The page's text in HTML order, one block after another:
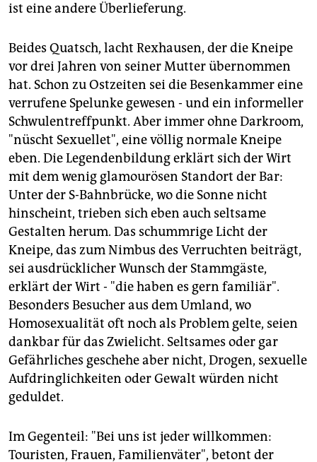
ist eine andere Überlieferung.
Beides Quatsch, lacht Rexhausen, der die Kneipe
vor drei Jahren von seiner Mutter übernommen
hat. Schon zu Ostzeiten sei die Besenkammer eine
verrufene Spelunke gewesen - und ein informeller
Schwulentreffpunkt. Aber immer ohne Darkroom,
"nüscht Sexuellet", eine völlig normale Kneipe
eben. Die Legendenbildung erklärt sich der Wirt
mit dem wenig glamourösen Standort der Bar:
Unter der S-Bahnbrücke, wo die Sonne nicht
hinscheint, trieben sich eben auch seltsame
Gestalten herum. Das schummrige Licht der
Kneipe, das zum Nimbus des Verruchten beiträgt,
sei ausdrücklicher Wunsch der Stammgäste,
erklärt der Wirt - "die haben es gern familiär".
Besonders Besucher aus dem Umland, wo
Homosexualität oft noch als Problem gelte, seien
dankbar für das Zwielicht. Seltsames oder gar
Gefährliches geschehe aber nicht, Drogen, sexuelle
Aufdringlichkeiten oder Gewalt würden nicht
geduldet.
Im Gegenteil: "Bei uns ist jeder willkommen:
Touristen, Frauen, Familienväter", betont der